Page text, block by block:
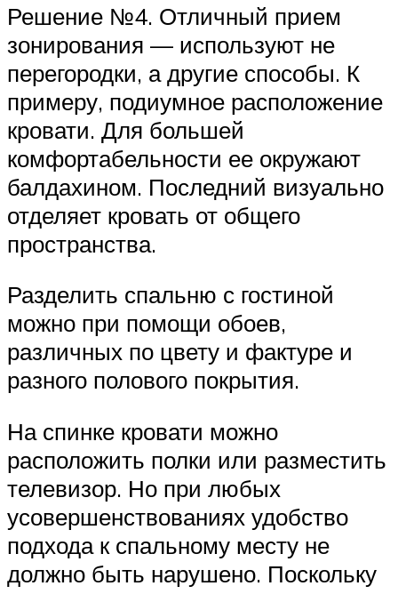
Решение №4. Отличный прием
зонирования — используют не
перегородки, а другие способы. К
примеру, подиумное расположение
кровати. Для большей
комфортабельности ее окружают
балдахином. Последний визуально
отделяет кровать от общего
пространства.
Разделить спальню с гостиной
можно при помощи обоев,
различных по цвету и фактуре и
разного полового покрытия.
На спинке кровати можно
расположить полки или разместить
телевизор. Но при любых
усовершенствованиях удобство
подхода к спальному месту не
должно быть нарушено. Поскольку